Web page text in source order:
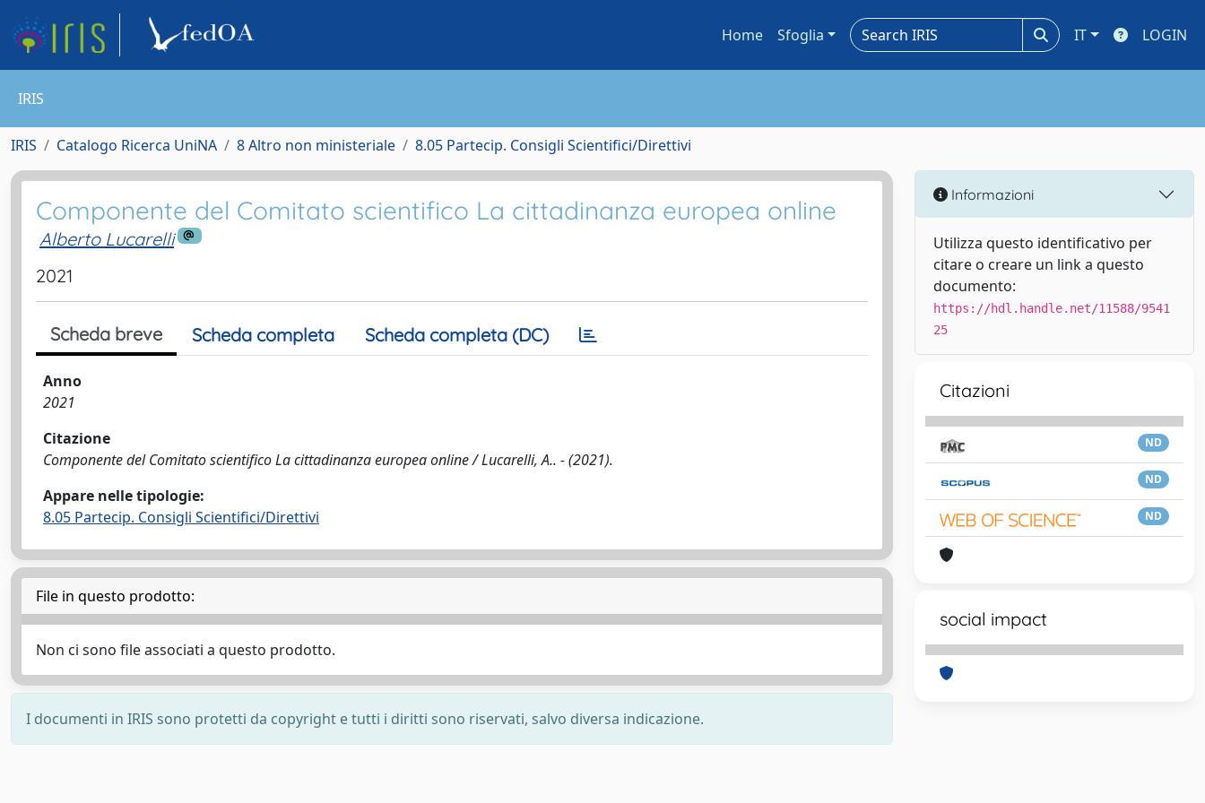
Home Sfoglia IT LOGIN
IRIS
IRIS Catalogo Ricerca UniNA 8 Altro non ministeriale 8.05 Partecip. Consigli Scientifici/Direttivi
Componente del Comitato scientifico La cittadinanza europea online
Alberto Lucarelli
2021
Scheda breve Scheda completa Scheda completa (DC)
Anno
2021
Citazione
Componente del Comitato scientifico La cittadinanza europea online / Lucarelli, A.. - (2021).
Appare nelle tipologie:
8.05 Partecip. Consigli Scientifici/Direttivi
File in questo prodotto:
Non ci sono file associati a questo prodotto.
I documenti in IRIS sono protetti da copyright e tutti i diritti sono riservati, salvo diversa indicazione.
Informazioni
Utilizza questo identificativo per
citare o creare un link a questo
documento:
https://hdl.handle.net/11588/9541
25
Citazioni
ND
ND
ND
social impact